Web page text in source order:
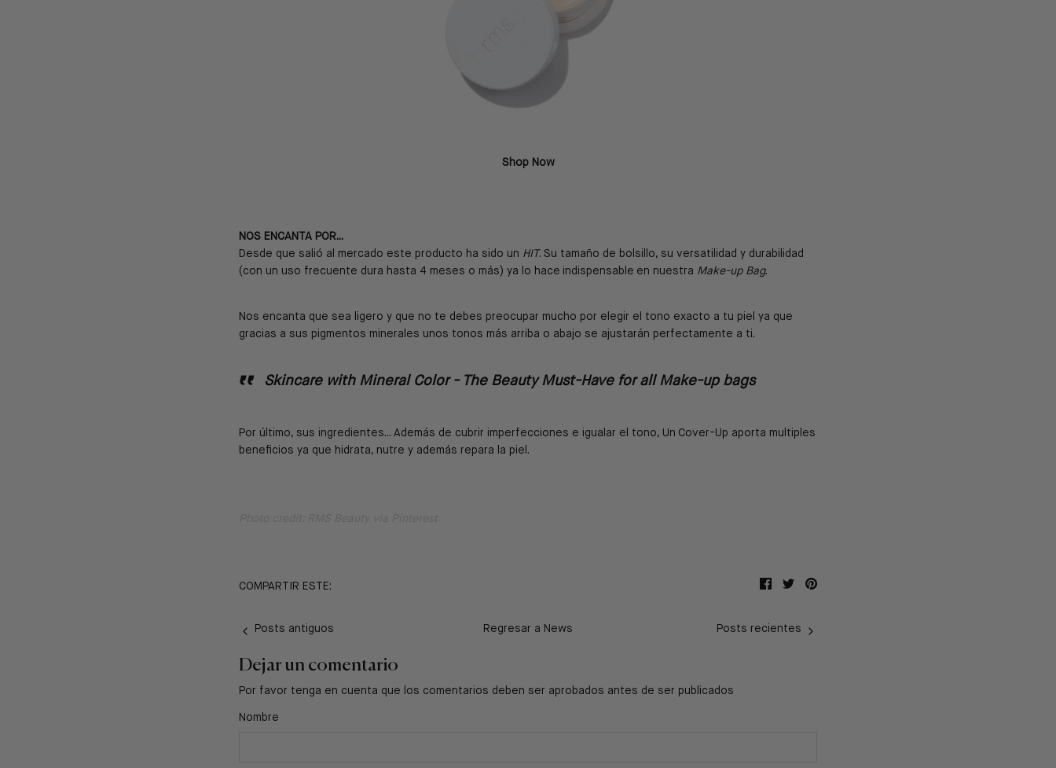
Shop Now
NOS ENCANTA POR...
Desde que salió al mercado este producto ha sido un HIT. Su tamaño de bolsillo, su versatilidad y durabilidad
(con un uso frecuente dura hasta 4 meses o más) ya lo hace indispensable en nuestra Make-up Bag.
Nos encanta que sea ligero y que no te debes preocupar mucho por elegir el tono exacto a tu piel ya que
gracias a sus pigmentos minerales unos tonos más arriba o abajo se ajustarán perfectamente a ti.
Skincare with Mineral Color - The Beauty Must-Have for all Make-up bags
Por último, sus ingredientes... Además de cubrir imperfecciones e igualar el tono, Un Cover-Up aporta multiples
beneficios ya que hidrata, nutre y además repara la piel.
COMPARTIR ESTE: Compartir
TuitearHacer
Posts antiguos Regresar a News Posts recientes
Dejar un comentario
Por favor tenga en cuenta que los comentarios deben ser aprobados antes de ser publicados
Nombre